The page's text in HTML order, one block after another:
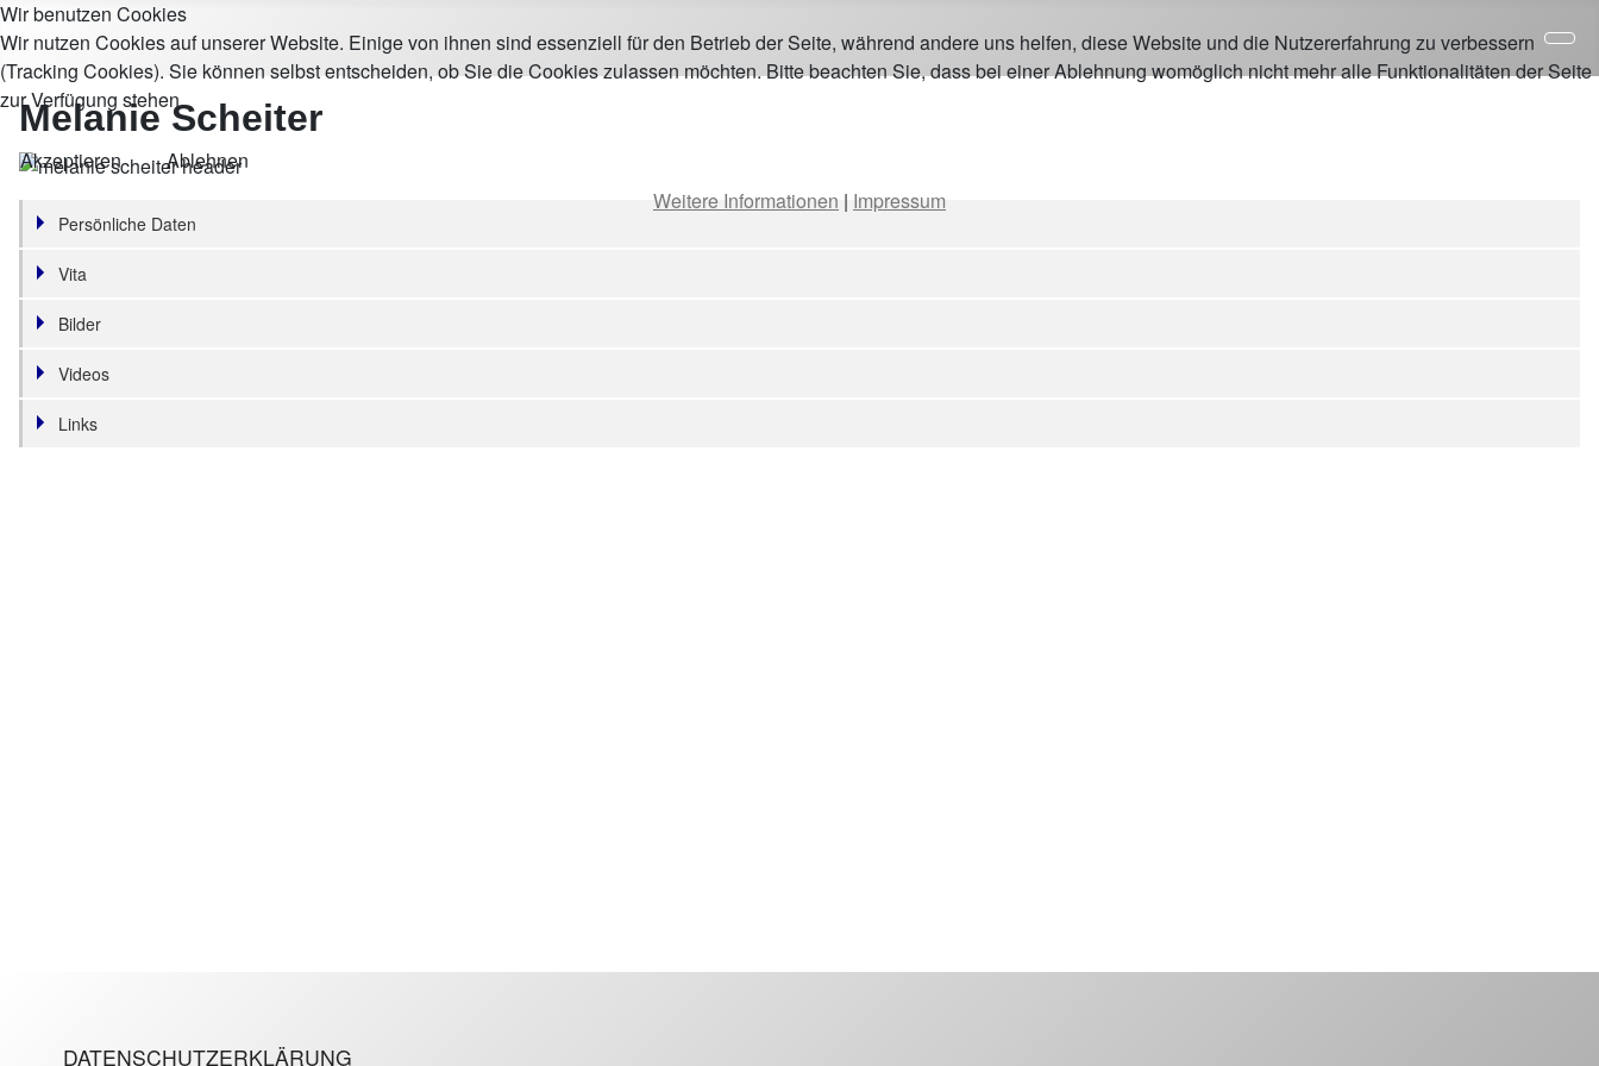
Melanie Scheiter
Persönliche Daten
Vita
Bilder
Videos
Links
DATENSCHUTZERKLÄRUNG
Wir benutzen Cookies
Wir nutzen Cookies auf unserer Website. Einige von ihnen sind essenziell für den Betrieb der Seite, während andere uns helfen, diese Website und die Nutzererfahrung zu verbessern
(Tracking Cookies). Sie können selbst entscheiden, ob Sie die Cookies zulassen möchten. Bitte beachten Sie, dass bei einer Ablehnung womöglich nicht mehr alle Funktionalitäten der Seite
zur Verfügung stehen.
Akzeptieren
Ablehnen
Weitere Informationen | Impressum